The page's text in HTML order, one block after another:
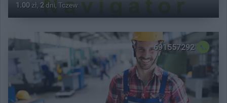
1.00 zł, 2 dni, Tczew
691557292